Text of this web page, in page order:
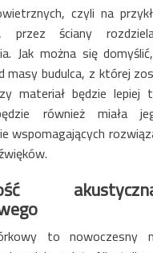
czyli na
przez ściany
Jak można się
masy budulca, z której
materiał będzie lepiej
również miała
wspomagających
to nowoczesny